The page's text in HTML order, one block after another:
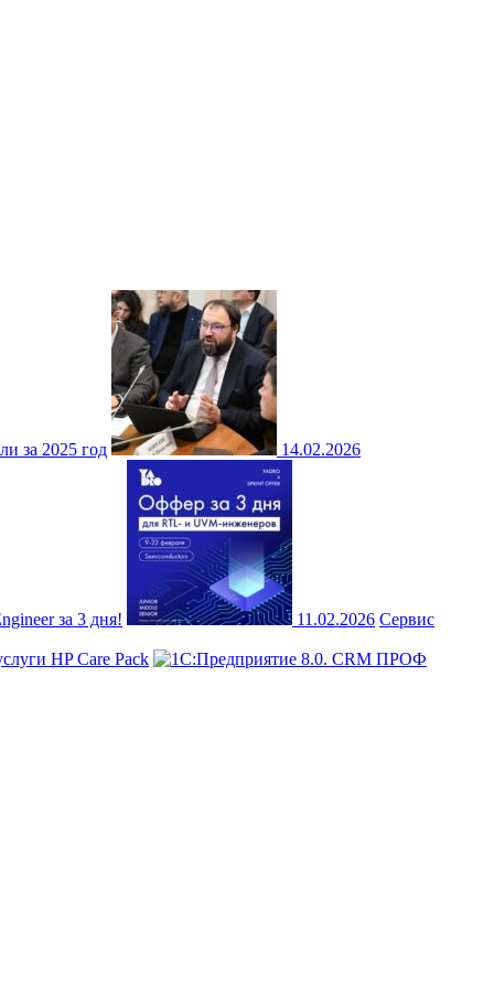
за 2025 год 14.02.2026
за 3 дня! 11.02.2026 Сервис